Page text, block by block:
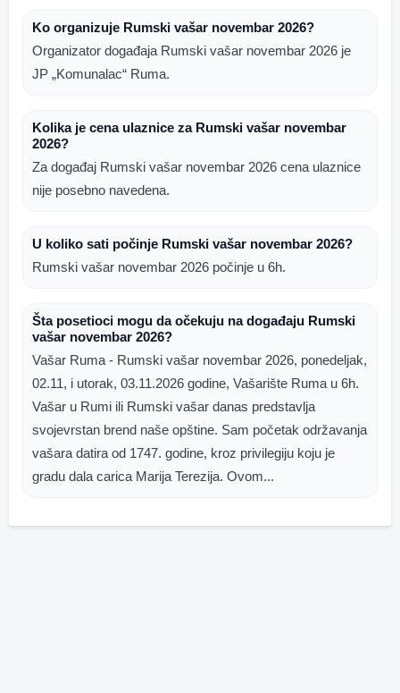
Ko organizuje Rumski vašar novembar 2026?
Organizator događaja Rumski vašar novembar 2026 je
JP „Komunalac“ Ruma.
Kolika je cena ulaznice za Rumski vašar novembar
2026?
Za događaj Rumski vašar novembar 2026 cena ulaznice
nije posebno navedena.
U koliko sati počinje Rumski vašar novembar 2026?
Rumski vašar novembar 2026 počinje u 6h.
Šta posetioci mogu da očekuju na događaju Rumski
vašar novembar 2026?
Vašar Ruma - Rumski vašar novembar 2026, ponedeljak,
02.11, i utorak, 03.11.2026 godine, Vašarište Ruma u 6h.
Vašar u Rumi ili Rumski vašar danas predstavlja
svojevrstan brend naše opštine. Sam početak održavanja
vašara datira od 1747. godine, kroz privilegiju koju je
gradu dala carica Marija Terezija. Ovom...